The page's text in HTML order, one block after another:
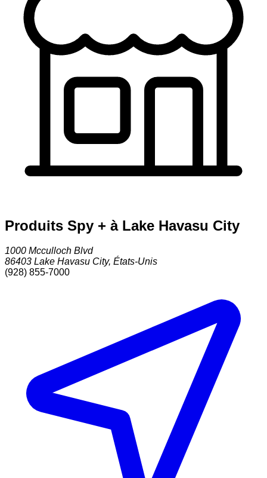
Produits Spy + à Lake Havasu City
1000 Mcculloch Blvd
86403 Lake Havasu City, États-Unis
(928) 855-7000